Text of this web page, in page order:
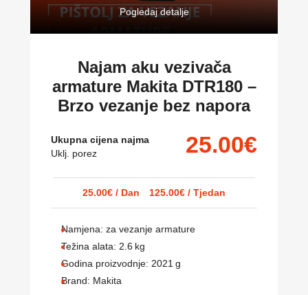
Pogledaj detalje
Najam aku vezivača
armature Makita DTR180 –
Brzo vezanje bez napora
Ukupna cijena najma
Uklj. porez
25.00€
25.00€ / Dan 125.00€ / Tjedan
Namjena: za vezanje armature
Težina alata: 2.6 kg
Godina proizvodnje: 2021 g
Brand: Makita